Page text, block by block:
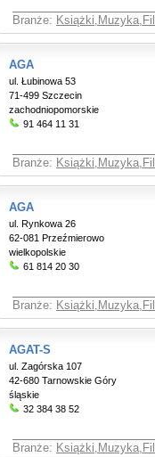
Branże:
AGA
ul. Łubinowa 53
71-499 Szczecin
zachodniopomorskie
91 464 11 31
Branże:
AGA
ul. Rynkowa 26
62-081 Przeźmierowo
wielkopolskie
61 814 20 30
Branże:
AGAT-S
ul. Zagórska 107
42-680 Tarnowskie Góry
śląskie
32 384 38 52
Branże: